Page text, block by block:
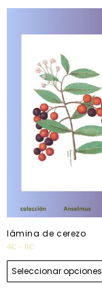
lámina de cerezo
4€ - 11€
Seleccionar opciones